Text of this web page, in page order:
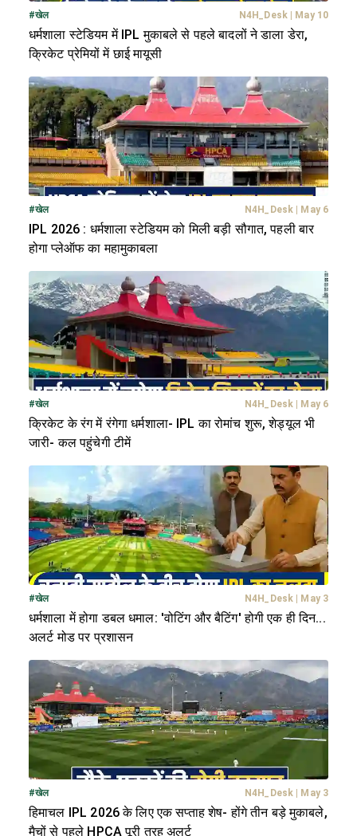
#खेल N4H_Desk| May 10
धर्मशाला स्टेडियम में IPL मुकाबले से पहले बादलों ने डाला डेरा,
क्रिकेट प्रेमियों में छाई मायूसी
#खेल N4H_Desk May 6
IPL 2026 : धर्मशाला स्टेडियम को मिली बड़ी सौगात, पहली बार
होगा प्लेऑफ का महामुकाबला
#खेल N4H_Desk May 6
क्रिकेट के रंग में रंगेगा धर्मशाला- IPL का रोमांच शुरू, शेड्यूल भी
जारी- कल पहुंचेगी टीमें
#खेल N4H_Desk May 3
धर्मशाला में होगा डबल धमाल: 'वोटिंग और बैटिंग' होगी एक ही दिन...
अलर्ट मोड पर प्रशासन
#खेल N4H_Desk May 3
हिमाचल IPL 2026 के लिए एक सप्ताह शेष- होंगे तीन बड़े मुकाबले,
मैचों से पहले HPCA पूरी तरह अलर्ट